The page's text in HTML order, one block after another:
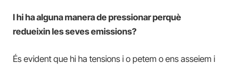
I hi ha alguna manera de pressionar perquè
redueixin les seves emissions?
És evident que hi ha tensions i o petem o ens asseiem i